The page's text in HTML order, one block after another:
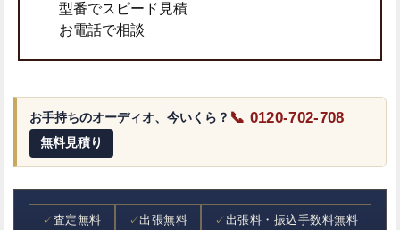
型番でスピード見積
お電話で相談
お手持ちのオーディオ、今いくら？ 📞 0120-702-708
無料見積り
✓査定無料 ✓出張無料 ✓出張料・振込手数料無料